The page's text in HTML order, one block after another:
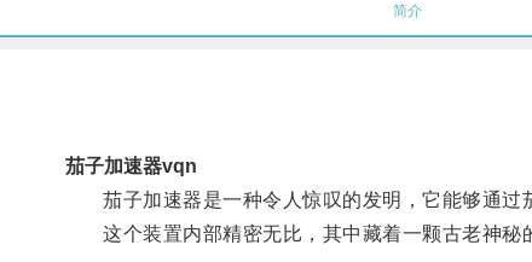
简介
茄子加速器vqn
茄子加速器是一种令人惊叹的发明，它能够通过
这个装置内部精密无比，其中藏着一颗古老神秘